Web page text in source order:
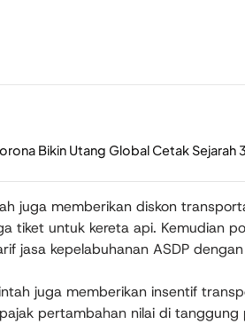
Bikin Utang Global Cetak Sejarah
juga memberikan diskon
tiket untuk kereta api. Kemudian
jasa kepelabuhanan ASDP
juga memberikan insentif
pertambahan nilai di tanggung